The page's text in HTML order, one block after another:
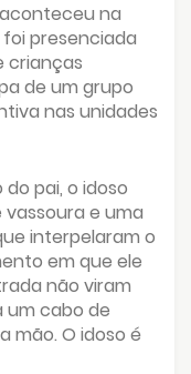
na
presenciada
crianças
de um grupo
nas unidades
pai, o idoso
e uma
interpelaram o
em que ele
não viram
um cabo de
mão. O idoso é